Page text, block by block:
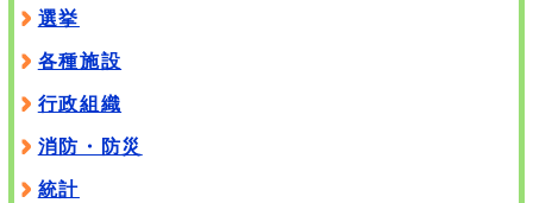
選挙
各種施設
行政組織
消防・防災
統計